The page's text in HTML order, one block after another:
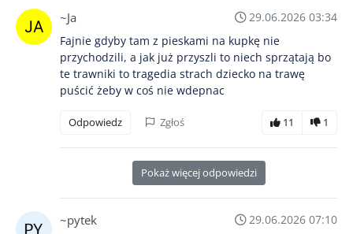
~Ja
29.06.2026 03:34
Fajnie gdyby tam z pieskami na kupkę nie
przychodzili, a jak już przyszli to niech sprzątają bo
te trawniki to tragedia strach dziecko na trawę
puścić żeby w coś nie wdepnac
Odpowiedz Zgłoś 11 1
Pokaż więcej odpowiedzi
~pytek
29.06.2026 07:10